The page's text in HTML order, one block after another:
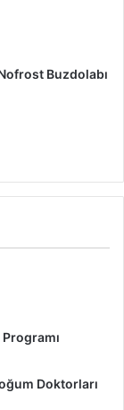
Buzdolabı
Doktorları